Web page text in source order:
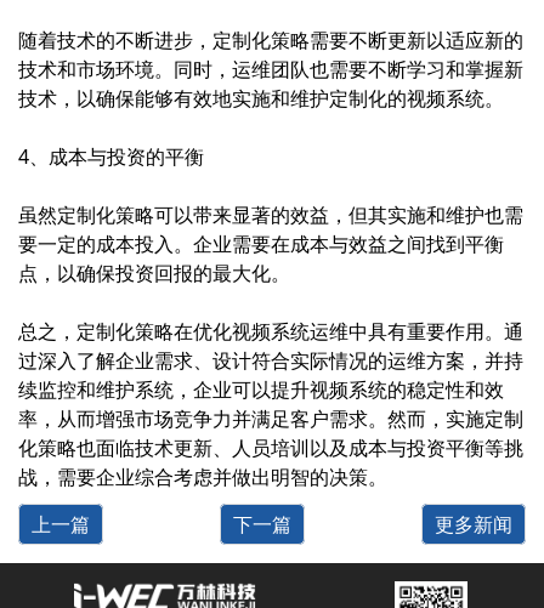
随着技术的不断进步，定制化策略需要不断更新以适应新的
技术和市场环境。同时，运维团队也需要不断学习和掌握新
技术，以确保能够有效地实施和维护定制化的视频系统。
4、成本与投资的平衡
虽然定制化策略可以带来显著的效益，但其实施和维护也需
要一定的成本投入。企业需要在成本与效益之间找到平衡
点，以确保投资回报的最大化。
总之，定制化策略在优化视频系统运维中具有重要作用。通
过深入了解企业需求、设计符合实际情况的运维方案，并持
续监控和维护系统，企业可以提升视频系统的稳定性和效
率，从而增强市场竞争力并满足客户需求。然而，实施定制
化策略也面临技术更新、人员培训以及成本与投资平衡等挑
战，需要企业综合考虑并做出明智的决策。
上一篇
下一篇 更多新闻